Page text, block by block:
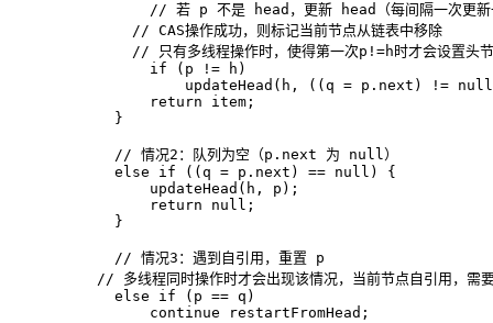
// 若 p 不是 head，更新 head（每间隔一次更
// CAS操作成功，则标记当前节点从链表中移除
// 只有多线程操作时，使得第一次p!=h时才会设置头
if (p != h)
                    updateHead(h, ((q = p.next) !=
null
return item;
            }
// 情况2：队列为空（p.next 为 null）
else
if ((q = p.next) == null ) {
                updateHead(h, p);
return
null ;
            }
// 情况3：遇到自引用，重置 p
// 多线程同时操作时才会出现该情况，当前节点自引用，需
else
if (p == q)
continue restartFromHead;